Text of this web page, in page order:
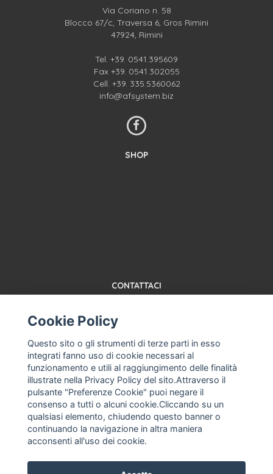
Via Coriano n. 58
Blocco 67/c, Traversa 6, Gros Rimini
47924, Rimini
Tel. +39. 0541.395609
Fax +39. 0541.302055
Cell. +39. 335.5360062
info@afsystem.biz
SHOP
CONTATTACI
ABOUT US, MACHINES FOR ICE CREAM PARLORS AND USED
PASTEURIZER
ASSISTENZA MACCHINA PER GELATO, GELATERIA
PROFESSIONALE
AZIENDA MACCHINA PER GELATO NUOVE E USATE, SERVIZI
RICAMBI
PRIVACY POLICY
FRANCO ANASTASIO, MACCHINA PER GELATO, MANTECATORE
USATO
Cookie Policy
Questo sito o gli strumenti di terze parti in esso
integrati fanno uso di cookie necessari al
funzionamento e utili al raggiungimento delle finalità
illustrate nella Privacy Policy del sito.Attraverso il
pulsante "Preferenze Cookie" puoi negare il
consenso a tutti o alcuni cookie.Cliccando su un
qualsiasi elemento, chiudendo questo banner o
continuando la navigazione in altra maniera
acconsenti all'uso dei cookie.